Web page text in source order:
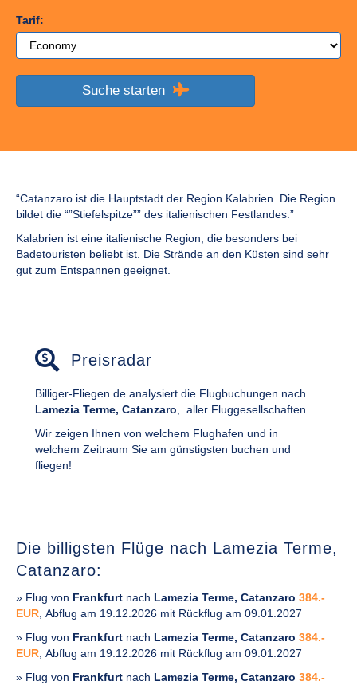
Tarif:
“Catanzaro ist die Hauptstadt der Region Kalabrien. Die Region
bildet die “”Stiefelspitze”” des italienischen Festlandes.”
Kalabrien ist eine italienische Region, die besonders bei
Badetouristen beliebt ist. Die Strände an den Küsten sind sehr
gut zum Entspannen geeignet.
Preisradar
Billiger-Fliegen.de analysiert die Flugbuchungen nach
Lamezia Terme, Catanzaro
aller Fluggesellschaften.
Wir zeigen Ihnen von welchem Flughafen und in
welchem Zeitraum Sie am günstigsten buchen und
fliegen!
Die billigsten Flüge nach Lamezia Terme,
Catanzaro:
» Flug von Frankfurt nach Lamezia Terme, Catanzaro 384.-
EUR , Abflug am 19.12.2026 mit Rückflug am 09.01.2027
» Flug von Frankfurt nach Lamezia Terme, Catanzaro 384.-
EUR , Abflug am 19.12.2026 mit Rückflug am 09.01.2027
» Flug von Frankfurt nach Lamezia Terme, Catanzaro 384.-